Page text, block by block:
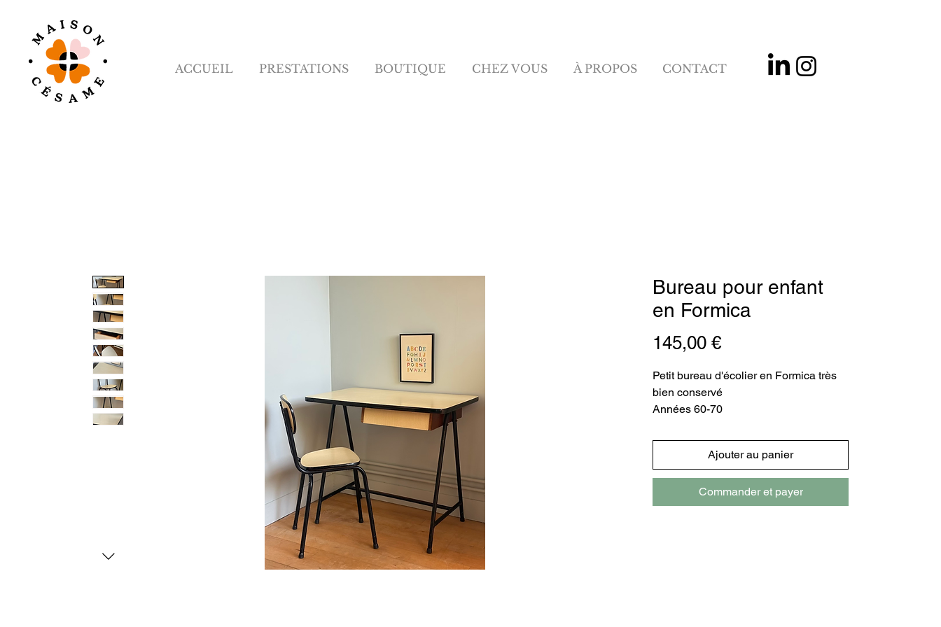
ACCUEIL PRESTATIONS BOUTIQUE CHEZ VOUS À PROPOS CONTACT
Bureau pour enfant
en Formica
145,00 €Prix
Petit bureau d'écolier en Formica très
bien conservé
Années 60-70
Idéal pour les enfants âgés de 3 à 6
Table : L72,5 x l45,5 x H64 cm
Hauteur assise : 39 cm
Ajouter au panier
Commander et payer